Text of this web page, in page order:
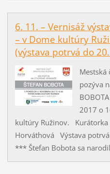
6. 11. – Vernisáž
– v Dome kultúry
(výstava potrvá do
Mestská
pozýva
2017 o
kultúry Ružinov. Kurátorka
Horváthová Výstava
*** Štefan Bobota sa